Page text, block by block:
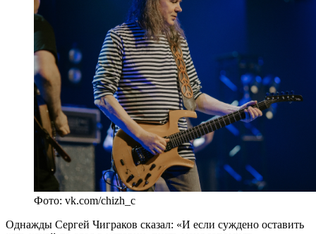
Фото: vk.com/chizh_c
Однажды Сергей Чиграков сказал: «И если суждено оставить